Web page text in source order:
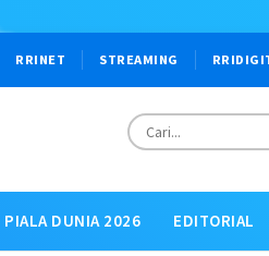
RRINET STREAMING
PIALA DUNIA 2026 EDITORIAL